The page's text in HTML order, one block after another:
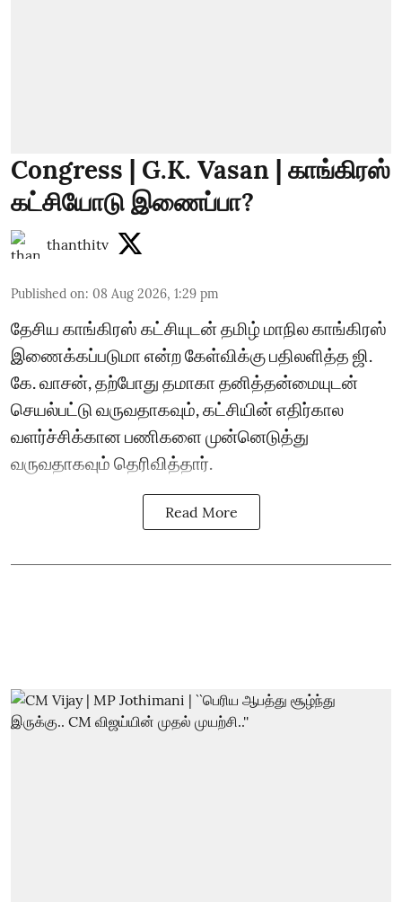
Congress | G.K. Vasan | காங்கிரஸ்
கட்சியோடு இணைப்பா?
thanthitv
Published on: 08 Aug 2026, 1:29 pm
தேசிய காங்கிரஸ் கட்சியுடன் தமிழ் மாநில காங்கிரஸ்
இணைக்கப்படுமா என்ற கேள்விக்கு பதிலளித்த ஜி.
கே. வாசன், தற்போது தமாகா தனித்தன்மையுடன்
செயல்பட்டு வருவதாகவும், கட்சியின் எதிர்கால
வளர்ச்சிக்கான பணிகளை முன்னெடுத்து
வருவதாகவும் தெரிவித்தார்.
Read More